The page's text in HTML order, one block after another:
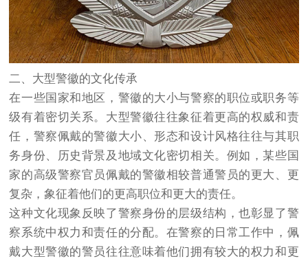
二、大型警徽的文化传承
在一些国家和地区，警徽的大小与警察的职位或职务等
级有着密切关系。大型警徽往往象征着更高的权威和责
任，警察佩戴的警徽大小、形态和设计风格往往与其职
务身份、历史背景及地域文化密切相关。例如，某些国
家的高级警察官员佩戴的警徽相较普通警员的更大、更
复杂，象征着他们的更高职位和更大的责任。
这种文化现象反映了警察身份的层级结构，也彰显了警
察系统中权力和责任的分配。在警察的日常工作中，佩
戴大型警徽的警员往往意味着他们拥有较大的权力和更